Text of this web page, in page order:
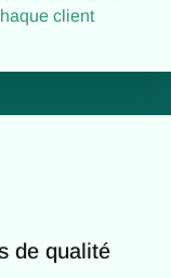
client
de qualité